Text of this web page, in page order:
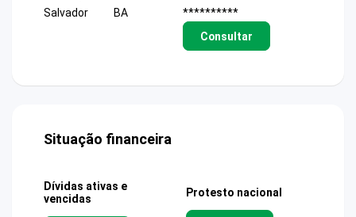
Salvador
BA
**********
Consultar
Situação financeira
Dívidas ativas e
vencidas
Protesto nacional